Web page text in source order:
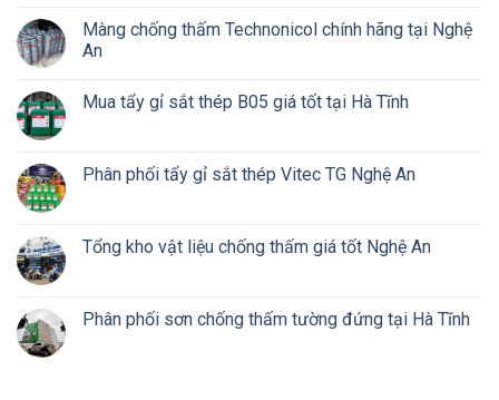
Màng chống thấm Technonicol chính hãng tại Nghệ
An
Mua tẩy gỉ sắt thép B05 giá tốt tại Hà Tĩnh
Phân phối tẩy gỉ sắt thép Vitec TG Nghệ An
Tổng kho vật liệu chống thấm giá tốt Nghệ An
Phân phối sơn chống thấm tường đứng tại Hà Tĩnh